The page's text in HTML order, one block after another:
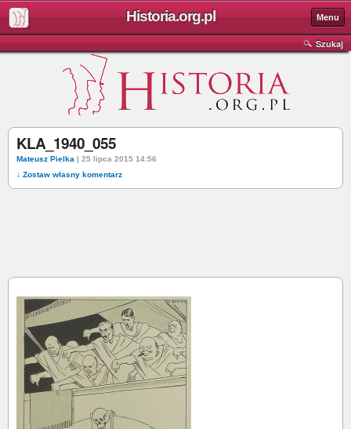
Historia.org.pl Menu
Szukaj
KLA_1940_055
Mateusz Pielka | 25 lipca 2015 14:56
↓ Zostaw własny komentarz